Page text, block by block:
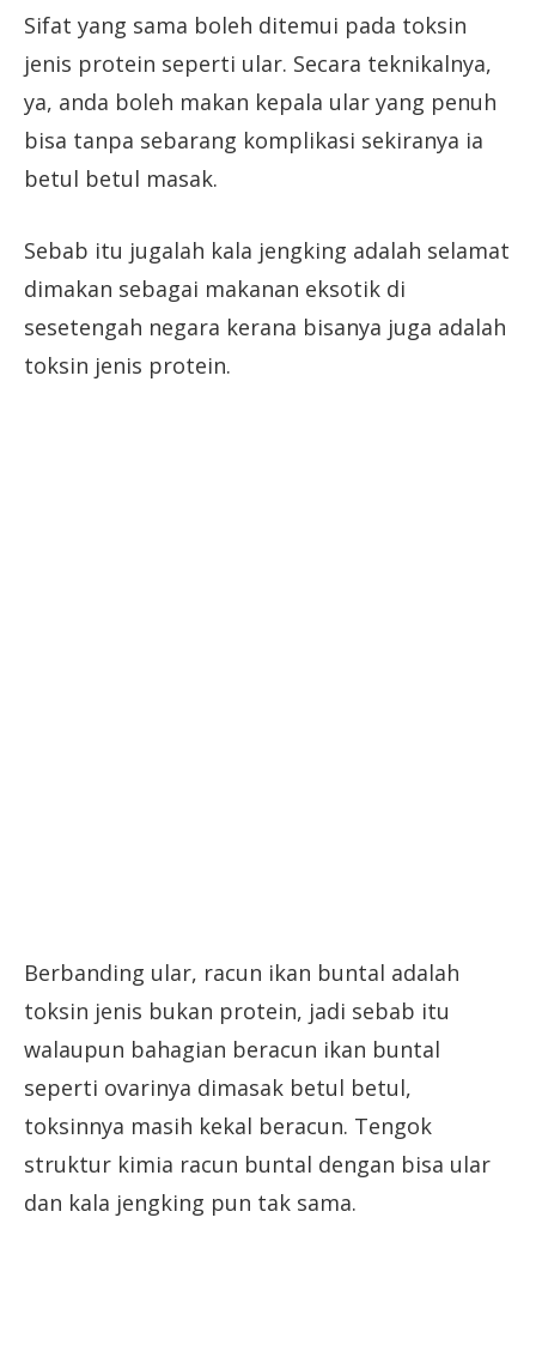
Sifat yang sama boleh ditemui pada toksin
jenis protein seperti ular. Secara teknikalnya,
ya, anda boleh makan kepala ular yang penuh
bisa tanpa sebarang komplikasi sekiranya ia
betul betul masak.
Sebab itu jugalah kala jengking adalah selamat
dimakan sebagai makanan eksotik di
sesetengah negara kerana bisanya juga adalah
toksin jenis protein.
Berbanding ular, racun ikan buntal adalah
toksin jenis bukan protein, jadi sebab itu
walaupun bahagian beracun ikan buntal
seperti ovarinya dimasak betul betul,
toksinnya masih kekal beracun. Tengok
struktur kimia racun buntal dengan bisa ular
dan kala jengking pun tak sama.